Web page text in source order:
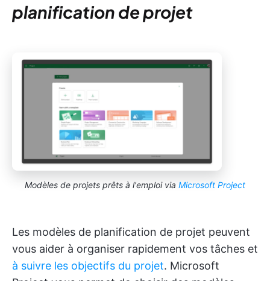
planification de projet
Modèles de projets prêts à l'emploi via Microsoft Project
Les modèles de planification de projet peuvent
vous aider à organiser rapidement vos tâches et
à suivre les objectifs du projet. Microsoft